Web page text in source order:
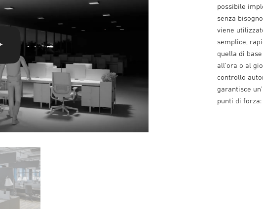
possibile
senza
viene
semplice,
quella di
all’ora o al
controllo
garantisce
punti di